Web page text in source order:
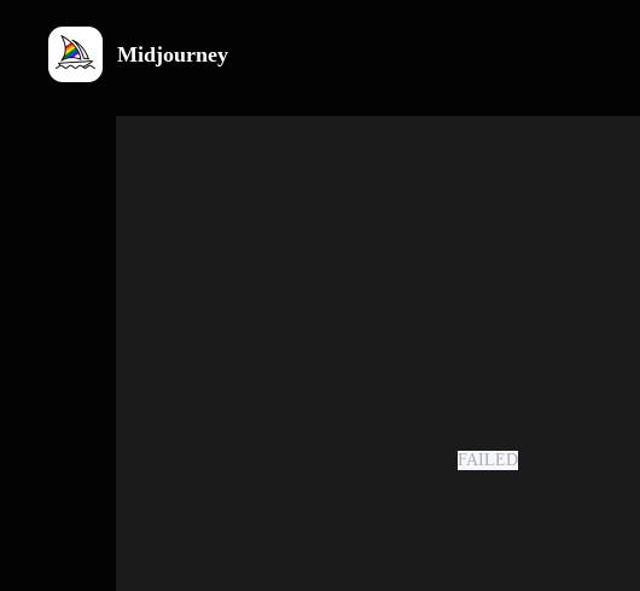
Midjourney
FAILED